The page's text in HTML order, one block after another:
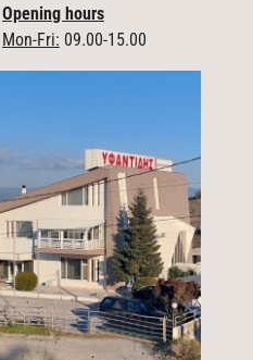
Opening hours
Mon-Fri: 09.00-15.00